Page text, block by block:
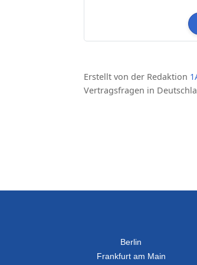
Erstellt von der Redaktion
Vertragsfragen in
Berlin
Frankfurt am Main